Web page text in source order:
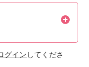
グイン してくださ